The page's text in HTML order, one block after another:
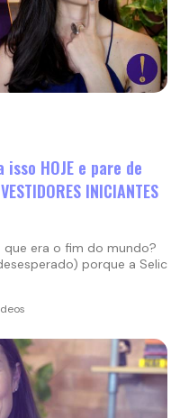
isso HOJE e pare de
INICIANTES
que era o fim do mundo?
porque a Selic